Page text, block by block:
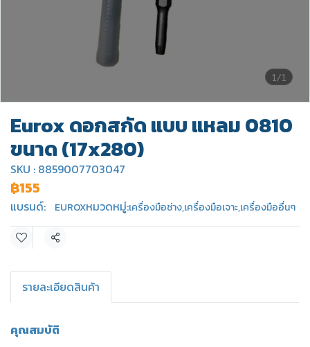
1/1
Eurox ดอกสกัด แบบ แหลม 0810
ขนาด (17x280)
SKU : 8859007703047
฿155
แบรนด์: EUROXหมวดหมู่:เครื่องมือช่าง,เครื่องมือเจาะ,เครื่องมืออื่นๆ
แชร์
รายละเอียดสินค้า
คุณสมบัติ